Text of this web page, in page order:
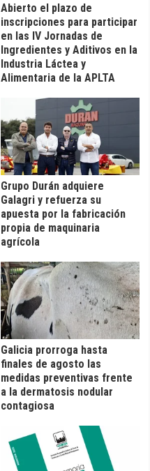
Abierto el plazo de
inscripciones para participar
en las IV Jornadas de
Ingredientes y Aditivos en la
Industria Láctea y
Alimentaria de la APLTA
Grupo Durán adquiere
Galagri y refuerza su
apuesta por la fabricación
propia de maquinaria
agrícola
Galicia prorroga hasta
finales de agosto las
medidas preventivas frente
a la dermatosis nodular
contagiosa